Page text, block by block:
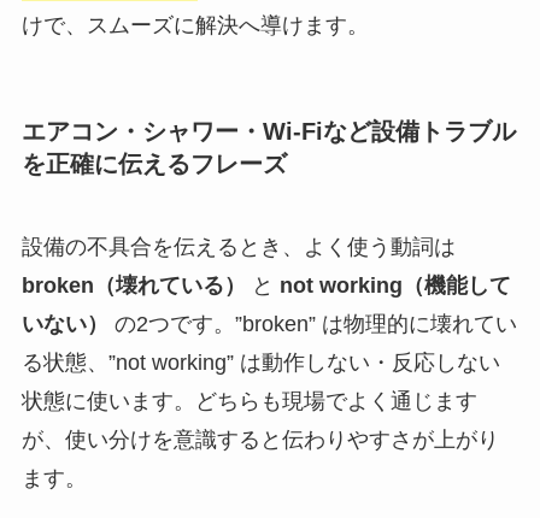
けで、スムーズに解決へ導けます。
エアコン・シャワー・Wi-Fiなど設備トラブル
を正確に伝えるフレーズ
設備の不具合を伝えるとき、よく使う動詞は
broken（壊れている）
と not working（機能して
いない）
の2つです。”broken” は物理的に壊れてい
る状態、”not working” は動作しない・反応しない
状態に使います。どちらも現場でよく通じます
が、使い分けを意識すると伝わりやすさが上がり
ます。